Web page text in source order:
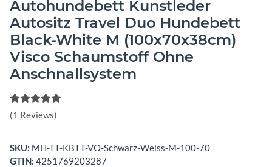
Autohundebett Kunstleder
Autositz Travel Duo Hundebett
Black-White M (100x70x38cm)
Visco Schaumstoff Ohne
Anschnallsystem
(1 Reviews)
SKU: MH-TT-KBTT-VO-Schwarz-Weiss-M-100-70
GTIN: 4251769203287